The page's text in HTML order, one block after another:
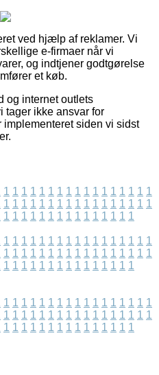
ved hjælp af reklamer. Vi
e-firmaer når vi
og indtjener godtgørelse
et køb.
og internet outlets
tager ikke ansvar for
siden vi sidst
1 1 1 1 1 1 1 1 1 1 1 1 1 1 1 1 1
1 1 1 1 1 1 1 1 1 1 1 1 1 1 1 1 1
1 1 1 1 1 1 1 1 1 1 1 1 1 1 1
1 1 1 1 1 1 1 1 1 1 1 1 1 1 1 1 1
1 1 1 1 1 1 1 1 1 1 1 1 1 1 1 1 1
1 1 1 1 1 1 1 1 1 1 1 1 1 1 1
1 1 1 1 1 1 1 1 1 1 1 1 1 1 1 1 1
1 1 1 1 1 1 1 1 1 1 1 1 1 1 1 1 1
1 1 1 1 1 1 1 1 1 1 1 1 1 1 1